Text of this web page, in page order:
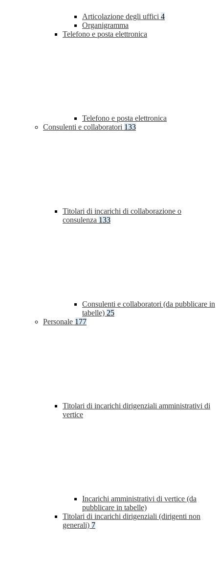
Articolazione degli uffici 4
Organigramma
Telefono e posta elettronica
Telefono e posta elettronica
Consulenti e collaboratori 133
Titolari di incarichi di collaborazione o
consulenza 133
Consulenti e collaboratori (da pubblicare in
tabelle) 25
Personale 177
Titolari di incarichi dirigenziali amministrativi di
vertice
Incarichi amministrativi di vertice (da
pubblicare in tabelle)
Titolari di incarichi dirigenziali (dirigenti non
generali) 7